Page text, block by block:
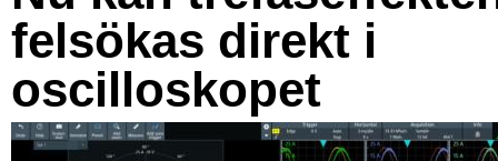
felsökas direkt i
oscilloskopet